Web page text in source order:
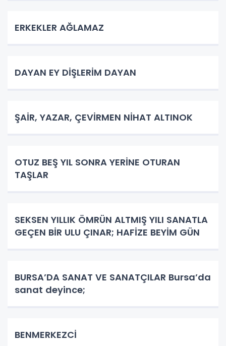
ERKEKLER AĞLAMAZ
DAYAN EY DİŞLERİM DAYAN
ŞAİR, YAZAR, ÇEVİRMEN NİHAT ALTINOK
OTUZ BEŞ YIL SONRA YERİNE OTURAN
TAŞLAR
SEKSEN YILLIK ÖMRÜN ALTMIŞ YILI SANATLA
GEÇEN BİR ULU ÇINAR; HAFİZE BEYİM GÜN
BURSA’DA SANAT VE SANATÇILAR Bursa’da
sanat deyince;
BENMERKEZCİ